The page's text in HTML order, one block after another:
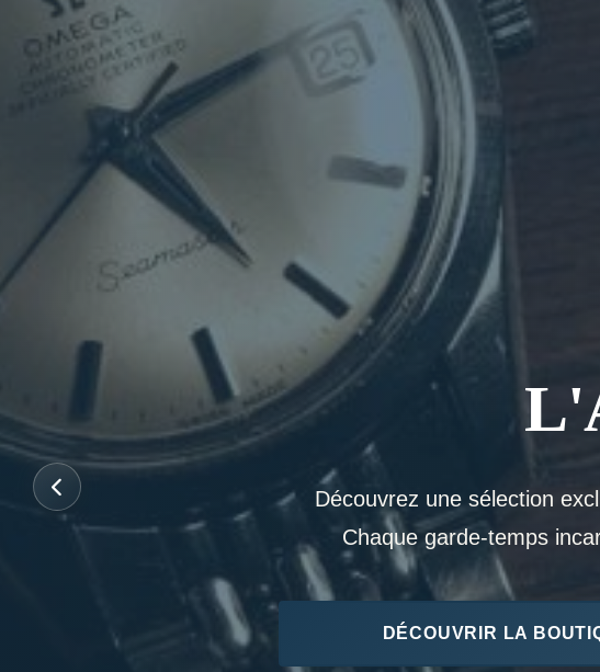
Découvrez une sélection
Chaque garde-temps
DÉCOUVRIR LA